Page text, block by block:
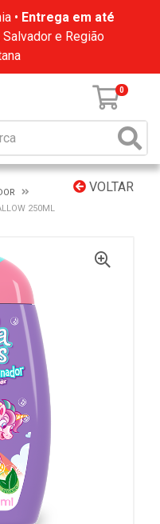
• Entrega em até
e Região
0
VOLTAR
250ML